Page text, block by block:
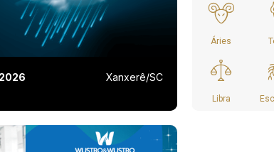
Xanxerê/SC